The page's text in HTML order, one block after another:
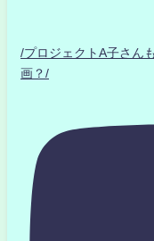
/プロジェクトA子さ
画？/